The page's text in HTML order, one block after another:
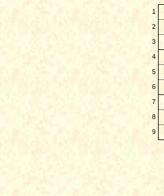
1
2
3
4
5
6
7
8
9